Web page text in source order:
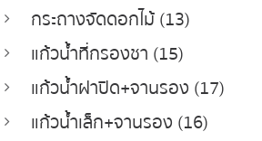
กระถางจัดดอกไม้ (13)
แก้วน้ำที่กรองชา (15)
แก้วน้ำฝาปิด+จานรอง (17)
แก้วน้ำเล็ก+จานรอง (16)